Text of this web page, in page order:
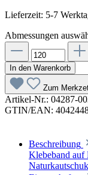
Lieferzeit: 5-7
Abmessungen
In den Warenkorb
Zum
Artikel-Nr.: 04287-
GTIN/EAN:
Beschreibung
Klebeband auf